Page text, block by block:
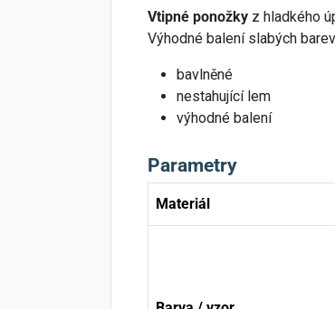
Vtipné ponožky z hladkého
Výhodné balení slabých
bavlněné
nestahující lem
výhodné balení
Parametry
Materiál